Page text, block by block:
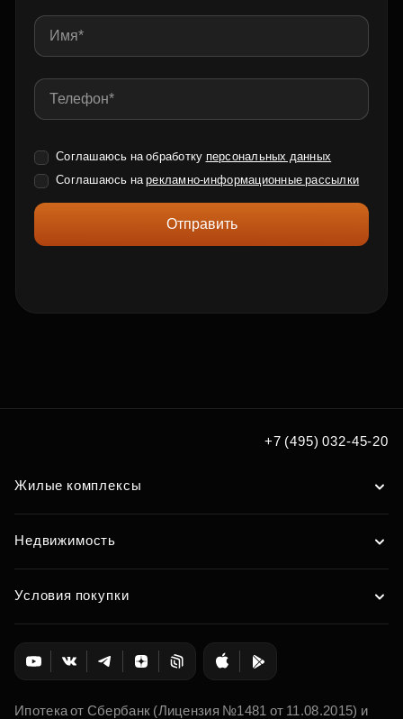
Соглашаюсь на обработку персональных данных
Соглашаюсь нарекламно-информационные рассылки
Отправить
+7 (495) 032-45-20
Жилые комплексы
Недвижимость
Условия покупки
Ипотека от Сбербанк (Лицензия №1481 от 11.08.2015) и